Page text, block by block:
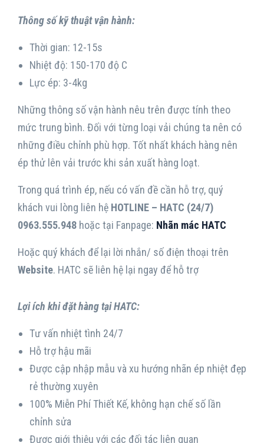
Thông số kỹ thuật vận hành:
Thời gian: 12-15s
Nhiệt độ: 150-170 độ C
Lực ép: 3-4kg
Những thông số vận hành nêu trên được tính theo
mức trung bình. Đối với từng loại vải chúng ta nên có
những điều chỉnh phù hợp. Tốt nhất khách hàng nên
ép thử lên vải trước khi sản xuất hàng loạt.
Trong quá trình ép, nếu có vấn đề cần hỗ trợ, quý
khách vui lòng liên hệ HOTLINE – HATC (24/7)
0963.555.948 hoặc tại Fanpage: Nhãn mác HATC
Hoặc quý khách để lại lời nhắn/ số điện thoại trên
Website. HATC sẽ liên hệ lại ngay để hỗ trợ
Lợi ích khi đặt hàng tại HATC:
Tư vấn nhiệt tình 24/7
Hỗ trợ hậu mãi
Được cập nhập mẫu và xu hướng nhãn ép nhiệt đẹp
rẻ thường xuyên
100% Miễn Phí Thiết Kế, không hạn chế số lần
chỉnh sửa
Được giới thiệu với các đối tác liên quan